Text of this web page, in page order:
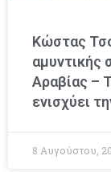
Κώστας
αμυντικής
Αραβίας –
ενισχύει
8 Αυγούστου,